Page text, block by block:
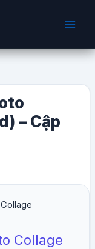
– Cập
Collage